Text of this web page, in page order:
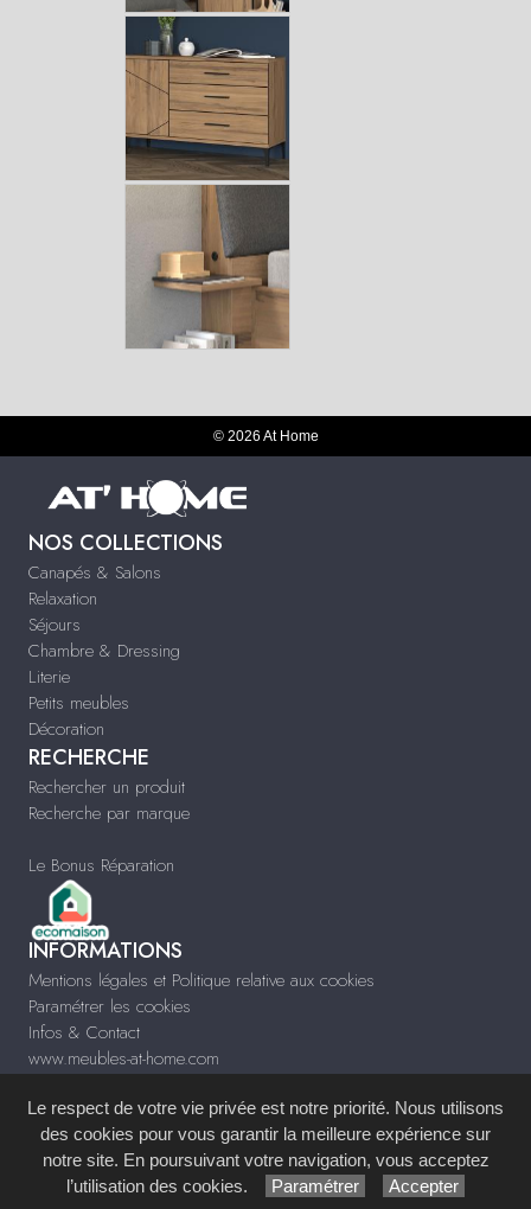
© 2026 At Home
NOS COLLECTIONS
Canapés & Salons
Relaxation
Séjours
Chambre & Dressing
Literie
Petits meubles
Décoration
RECHERCHE
Rechercher un produit
Recherche par marque
Le Bonus Réparation
INFORMATIONS
Mentions légales et Politique relative aux cookies
Paramétrer les cookies
Infos & Contact
www.meubles-at-home.com
Site réalisé avec leSystème de Gestion de Contenu (SGC)imagenia, créé et
développé en France parmémoire d'images.
Le respect de votre vie privée est notre priorité. Nous utilisons
des cookies pour vous garantir la meilleure expérience sur
notre site. En poursuivant votre navigation, vous acceptez
l’utilisation des cookies.
Paramétrer Accepter